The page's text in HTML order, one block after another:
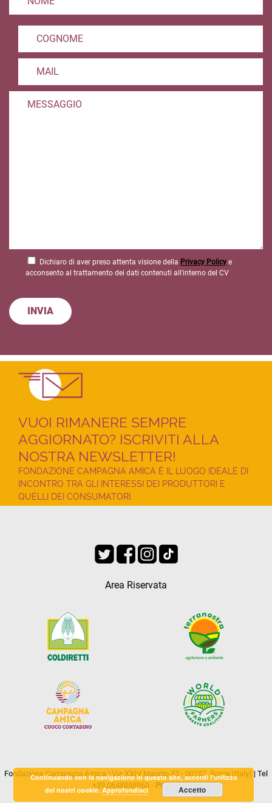
Dichiaro di aver preso attenta visione della Privacy Policy e
acconsento al trattamento dei dati contenuti all'interno del CV
VUOI RIMANERE SEMPRE
AGGIORNATO? ISCRIVITI ALLA
NOSTRA NEWSLETTER!
FONDAZIONE CAMPAGNA AMICA È IL LUOGO IDEALE DI
INCONTRO TRA GLI INTERESSI DEI PRODUTTORI E
QUELLI DEI CONSUMATORI.
Area Riservata
Fondazione Campagna Amica | Via XXIV Maggio 43 - 00187, Roma (Italy) | Tel
+39.0648888963 - Privacy
Continuando con la navigazione in questo sito, accordi l'utilizzo
dei nostri cookie. Approfondisci Accetto